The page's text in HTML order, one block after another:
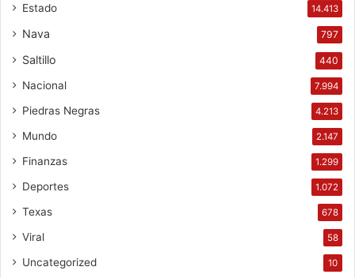
Estado 14.413
Nava 797
Saltillo 440
Nacional 7.994
Piedras Negras 4.213
Mundo 2.147
Finanzas 1.299
Deportes 1.072
Texas 678
Viral 58
Uncategorized 10